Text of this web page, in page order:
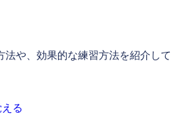
法や、効果的な練習方法を紹介して
る